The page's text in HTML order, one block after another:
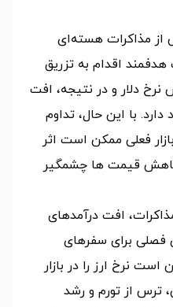
از مذاکرات هسته‌ای
اقدام به تزریق
نرخ دلار و در نتیجه، افت
با این حال، تداوم
فعلی ممکن است اثر
کاهش قیمت ها چشمگیر
افت درآمدهای
فصلی برای سفرهای
نرخ ارز را در بازار
ترس از تورم و رشد